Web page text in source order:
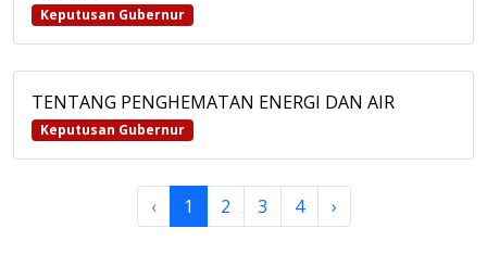
Keputusan Gubernur
TENTANG PENGHEMATAN ENERGI DAN AIR
Keputusan Gubernur
‹ 1 2 3 4 ›